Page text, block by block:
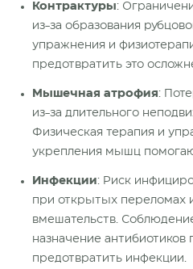
Контрактуры:
из-за образования
упражнения и
предотвратить это
Мышечная атрофия:
из-за длительного
Физическая терапия и
укрепления мышц
Инфекции: Риск
при открытых переломах
вмешательств.
назначение антибиотиков
предотвратить инфекции.